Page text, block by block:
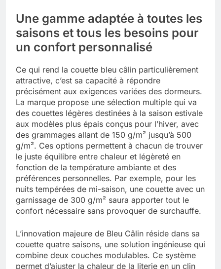
Une gamme adaptée à toutes les
saisons et tous les besoins pour
un confort personnalisé
Ce qui rend la couette bleu câlin particulièrement
attractive, c’est sa capacité à répondre
précisément aux exigences variées des dormeurs.
La marque propose une sélection multiple qui va
des couettes légères destinées à la saison estivale
aux modèles plus épais conçus pour l’hiver, avec
des grammages allant de 150 g/m² jusqu’à 500
g/m². Ces options permettent à chacun de trouver
le juste équilibre entre chaleur et légèreté en
fonction de la température ambiante et des
préférences personnelles. Par exemple, pour les
nuits tempérées de mi-saison, une couette avec un
garnissage de 300 g/m² saura apporter tout le
confort nécessaire sans provoquer de surchauffe.
L’innovation majeure de Bleu Câlin réside dans sa
couette quatre saisons, une solution ingénieuse qui
combine deux couches modulables. Ce système
permet d’ajuster la chaleur de la literie en un clin